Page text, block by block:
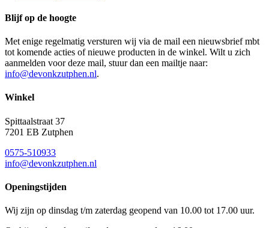
Blijf op de hoogte
Met enige regelmatig versturen wij via de mail een nieuwsbrief mbt
tot komende acties of nieuwe producten in de winkel. Wilt u zich
aanmelden voor deze mail, stuur dan een mailtje naar:
info@devonkzutphen.nl.
Winkel
Spittaalstraat 37
7201 EB Zutphen
0575-510933
info@devonkzutphen.nl
Openingstijden
Wij zijn op dinsdag t/m zaterdag geopend van 10.00 tot 17.00 uur.